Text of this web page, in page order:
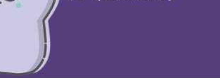
医学影像学
预防医学
医学检验技术
庆 生物技术